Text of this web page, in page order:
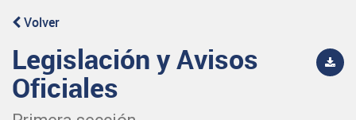
Volver
Legislación y Avisos
Oficiales